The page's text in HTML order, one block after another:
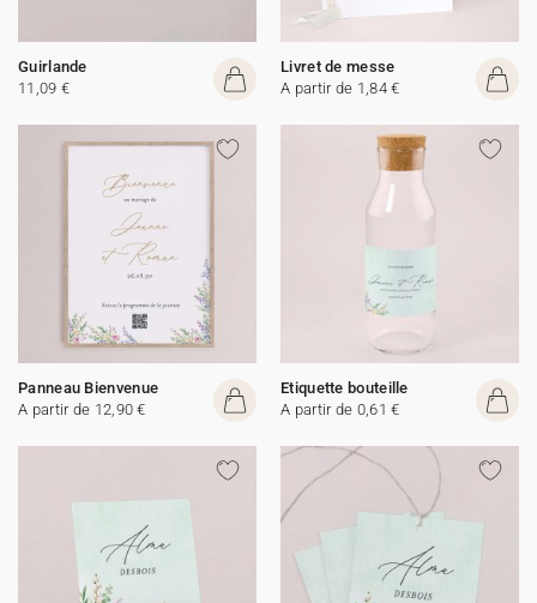
Guirlande
11,09 €
Livret de messe
A partir de 1,84 €
Panneau Bienvenue
A partir de 12,90 €
Etiquette bouteille
A partir de 0,61 €